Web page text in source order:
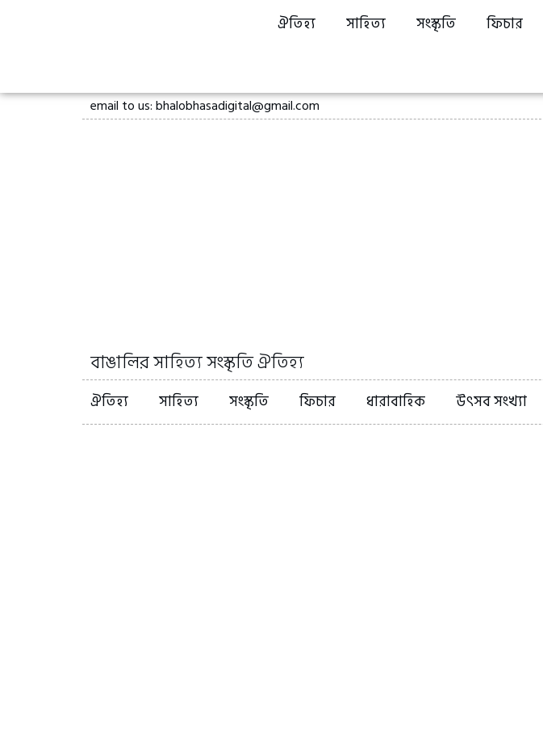
ঐতিহ্য সাহিত্য সংস্কৃতি ফিচার
email to us: bhalobhasadigital@gmail.com
বাঙালির সাহিত্য সংস্কৃতি ঐতিহ্য
ঐতিহ্য সাহিত্য সংস্কৃতি ফিচার ধারাবাহিক উৎসব সংখ্যা